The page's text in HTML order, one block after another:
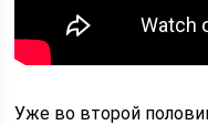
Уже во второй